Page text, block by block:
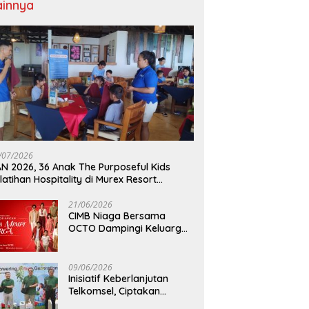
2026
2026, 36 Anak The Purposeful Kids
Hospitality di Murex Resort
21/06/2026
CIMB Niaga Bersama
OCTO Dampingi Keluarga
09/06/2026
Inisiatif Keberlanjutan
Telkomsel, Ciptakan